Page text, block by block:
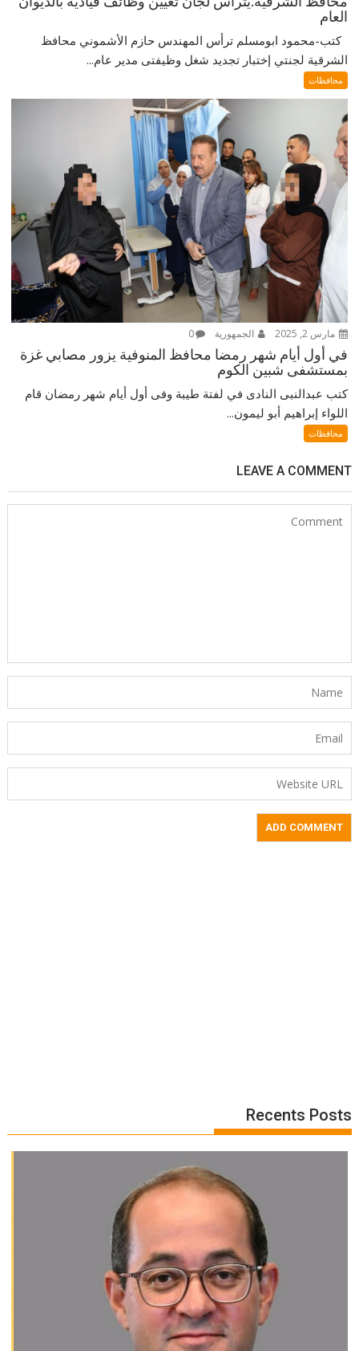
العام
كتب-محمود ابومسلم ترأس المهندس حازم الأشموني محافظ
الشرقية لجنتي إختبار تجديد شغل وظيفتى مدير عام...
محافظات
مارس 2, 2025 الجمهورية 0
في أول أيام شهر رمضا محافظ المنوفية يزور مصابي غزة
بمستشفى شبين الكوم
كتب عبدالنبى النادى في لفتة طيبة وفى أول أيام شهر رمضان قام
اللواء إبراهيم أبو ليمون...
محافظات
LEAVE A COMMENT
Recents Posts